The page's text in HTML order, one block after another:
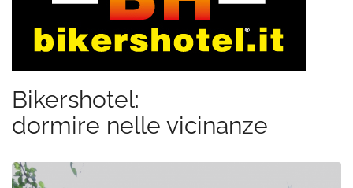
Bikershotel:
dormire nelle vicinanze